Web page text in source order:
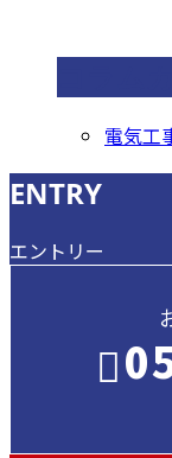
電気工
ENTRY
エントリー